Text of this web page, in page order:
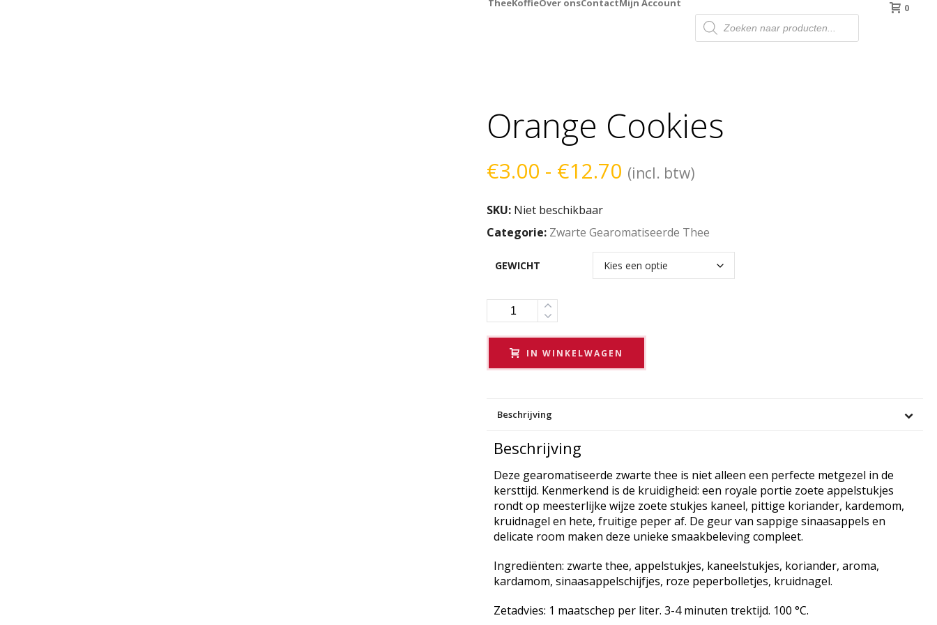
TheeKoffieOver onsContact Mijn Account
Producten
zoeken
0
Orange Cookies
€3.00 - €12.70 Prijsklasse:
tot
€12.70
(incl. btw)
SKU: Niet beschikbaar
Categorie: Zwarte Gearomatiseerde Thee
GEWICHT
Aantal
IN WINKELWAGEN
Beschrijving
Beschrijving
Deze gearomatiseerde zwarte thee is niet alleen een perfecte metgezel in de
kersttijd. Kenmerkend is de kruidigheid: een royale portie zoete appelstukjes
rondt op meesterlijke wijze zoete stukjes kaneel, pittige koriander, kardemom,
kruidnagel en hete, fruitige peper af. De geur van sappige sinaasappels en
delicate room maken deze unieke smaakbeleving compleet.
Ingrediënten: zwarte thee, appelstukjes, kaneelstukjes, koriander, aroma,
kardamom, sinaasappelschijfjes, roze peperbolletjes, kruidnagel.
Zetadvies: 1 maatschep per liter. 3-4 minuten trektijd. 100 °C.